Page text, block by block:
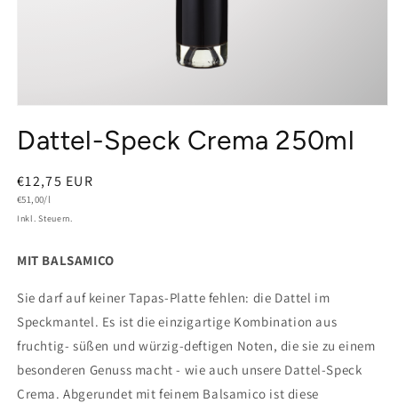
in
Modal
Dattel-Speck Crema 250ml
Normaler
Preis
€12,75 EUR
Grundpreis
€51,00/l
Inkl. Steuern.
MIT BALSAMICO
Sie darf auf keiner Tapas-Platte fehlen: die Dattel im
Speckmantel. Es ist die einzigartige Kombination aus
fruchtig- süßen und würzig-deftigen Noten, die sie zu einem
besonderen Genuss macht - wie auch unsere Dattel-Speck
Crema. Abgerundet mit feinem Balsamico ist diese